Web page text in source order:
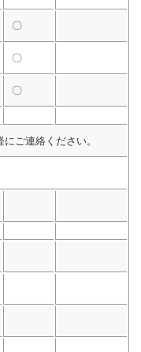
〇
〇
〇
ご連絡ください。